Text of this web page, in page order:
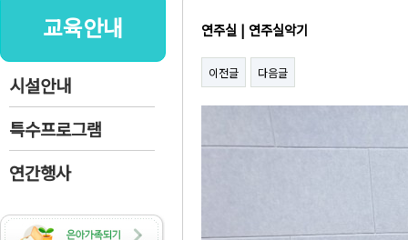
교육안내
시설안내
특수프로그램
연간행사
연주실 | 연주실악기
이전글 다음글